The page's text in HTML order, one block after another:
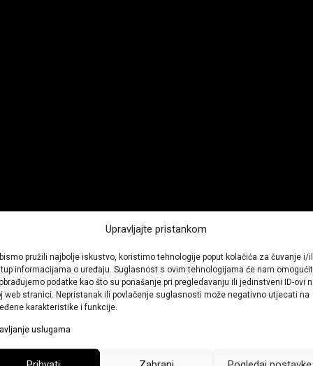
Upravljajte pristankom
pružili najbolje iskustvo, koristimo tehnologije poput kolačića za čuvanje i/
informacijama o uređaju. Suglasnost s ovim tehnologijama će nam
podatke kao što su ponašanje pri pregledavanju ili jedinstveni ID-ovi
web stranici. Nepristanak ili povlačenje suglasnosti može negativno utjecati na
karakteristike i funkcije.
uslugama